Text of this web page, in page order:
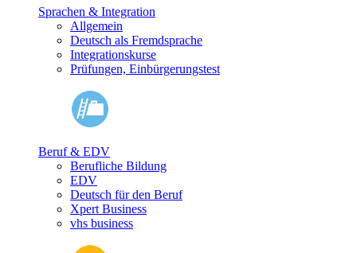
Sprachen & Integration
Allgemein
Deutsch als Fremdsprache
Integrationskurse
Prüfungen, Einbürgerungstest
Beruf & EDV
Berufliche Bildung
EDV
Deutsch für den Beruf
Xpert Business
vhs business